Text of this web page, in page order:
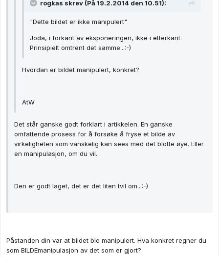
rogkas skrev (På 19.2.2014 den 10.51):
"Dette bildet er ikke manipulert"
Joda, i forkant av eksponeringen, ikke i etterkant.
Prinsipielt omtrent det samme...:-)
Hvordan er bildet manipulert, konkret?
AtW
Det står ganske godt forklart i artikkelen. En ganske
omfattende prosess for å forsøke å fryse et bilde av
virkeligheten som vanskelig kan sees med det blotte øye. Eller
en manipulasjon, om du vil.
Den er godt laget, det er det liten tvil om...:-)
Påstanden din var at bildet ble manipulert. Hva konkret regner du
som BILDEmanipulasjon av det som er gjort?